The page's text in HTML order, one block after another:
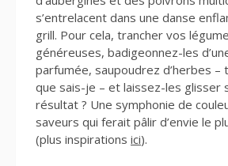
s’entrelacent dans une danse
grill. Pour cela, trancher vos
généreuses, badigeonnez-les
parfumée, saupoudrez d’herbes –
que sais-je – et laissez-les glisser
résultat ? Une symphonie de
saveurs qui ferait pâlir d’envie le
(plus inspirations ici).